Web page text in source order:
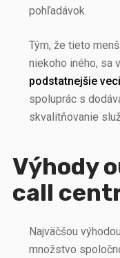
pohľadávok.
Tým, že tieto
niekoho iného, sa
podstatnejšie veci
spoluprác s
skvalitňovanie
Výhody
call
Najväčšou
množstvo